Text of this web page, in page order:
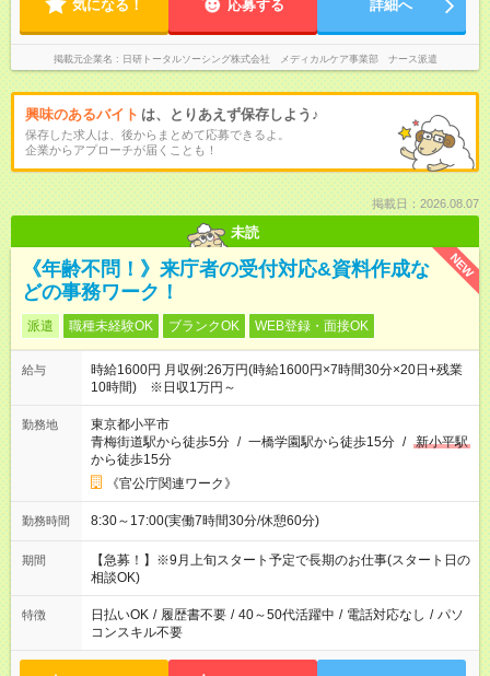
気になる！ 応募する 詳細へ
掲載元企業名 日研トータルソーシング株式会社 メディカルケア事業部 ナース派遣
興味のあるバイト は、とりあえず保存しよう♪
保存した求人は、後からまとめて応募できるよ。
企業からアプローチが届くことも！
掲載日：2026.08.07
未読
NEW
《年齢不問！》来庁者の受付対応&資料作成な
どの事務ワーク！
派遣 職種未経験OK ブランクOK WEB登録・面接OK
給与
時給1600円 月収例:26万円(時給1600円×7時間30分×20日+残業
10時間) ※日収1万円～
勤務地
東京都小平市
青梅街道駅から徒歩5分 / 一橋学園駅から徒歩15分 / 新小平駅
から徒歩15分
《官公庁関連ワーク》
勤務時間 8:30～17:00(実働7時間30分/休憩60分)
期間
【急募！】※9月上旬スタート予定で長期のお仕事(スタート日の
相談OK)
特徴 日払いOK / 履歴書不要 / 40～50代活躍中 / 電話対応なし / パソ
コンスキル不要